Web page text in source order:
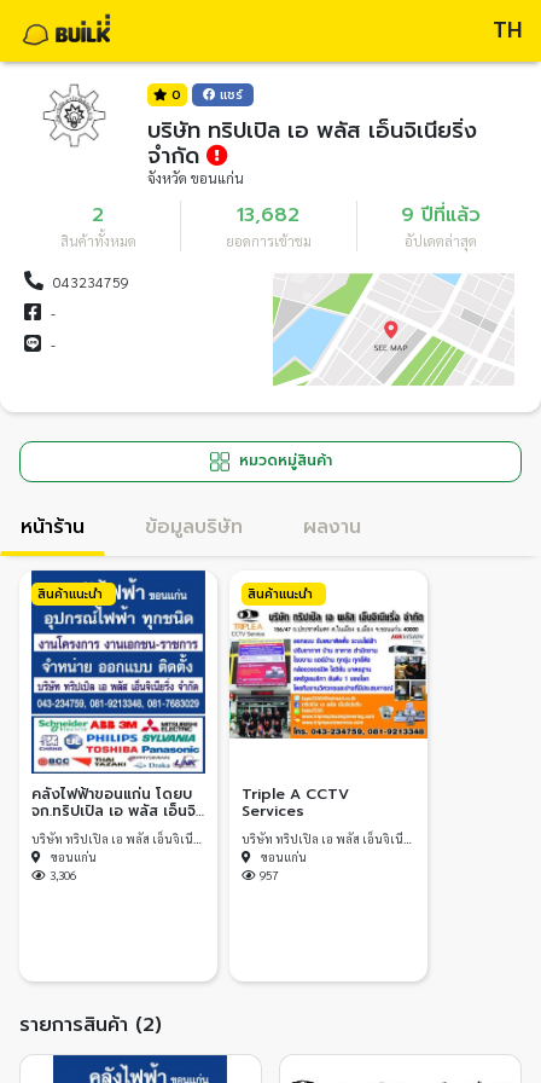
TH
0 แชร์
บริษัท ทริปเปิล เอ พลัส เอ็นจิเนียริ่ง
จำกัด
จังหวัด ขอนแก่น
2
สินค้าทั้งหมด
13,682
ยอดการเข้าชม
9 ปีที่แล้ว
อัปเดตล่าสุด
043234759
-
-
หมวดหมู่สินค้า
หน้าร้าน ข้อมูลบริษัท ผลงาน
คลังไฟฟ้าขอนแก่น โดยบ
จก.ทริปเปิล เอ พลัส เอ็นจิ
เนียริ่ง
ขอนแก่น
3,306
สินค้าแนะนำ
Triple A CCTV
Services
ขอนแก่น
957
สินค้าแนะนำ
รายการสินค้า (2)